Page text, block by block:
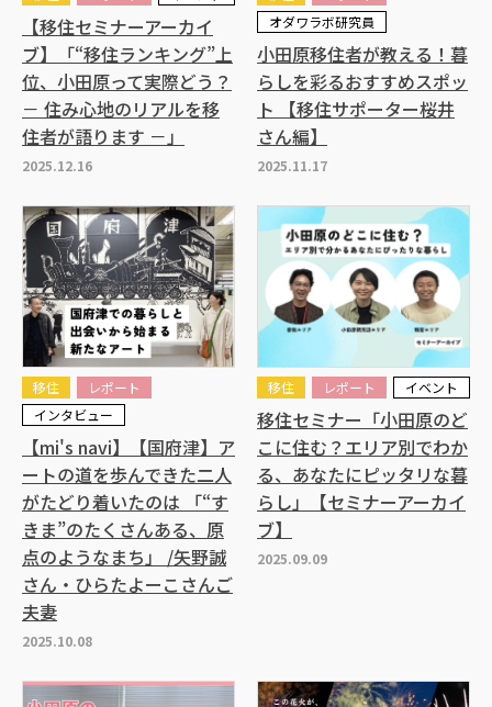
2025.12.16
【移住セミナーアーカイ
ブ】「“移住ランキング”上
位、小田原って実際どう？
－ 住み心地のリアルを移
住者が語ります －」
2025.11.17
オダワラボ研究員
小田原移住者が教える！暮
らしを彩るおすすめスポッ
ト 【移住サポーター桜井
さん編】
2025.10.08
移住
レポート
インタビュー
【mi's navi】【国府津】ア
ートの道を歩んできた二人
がたどり着いたのは 「“す
きま”のたくさんある、原
点のようなまち」 /矢野誠
さん・ひらたよーこさんご
夫妻
2025.09.09
移住 レポート イベント
移住セミナー「小田原のど
こに住む？エリア別でわか
る、あなたにピッタリな暮
らし」【セミナーアーカイ
ブ】